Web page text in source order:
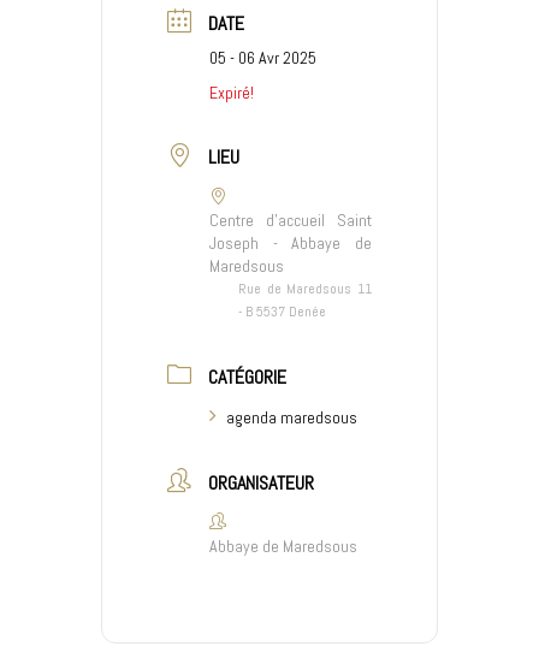
DATE
05 - 06 Avr 2025
Expiré!
LIEU
Centre d'accueil Saint
Joseph - Abbaye de
Maredsous
Rue de Maredsous 11
- B 5537 Denée
CATÉGORIE
agenda maredsous
ORGANISATEUR
Abbaye de Maredsous